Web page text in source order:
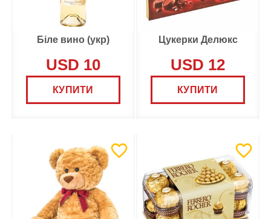
Біле вино (укр)
USD 10
КУПИТИ
Цукерки Делюкс
USD 12
КУПИТИ